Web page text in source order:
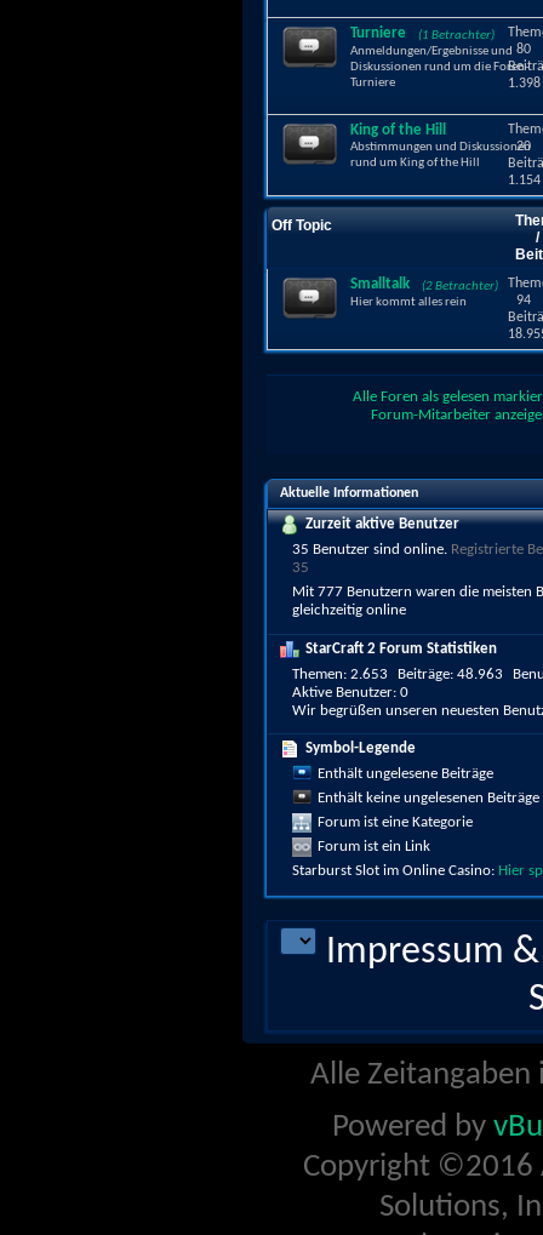
Turniere
(1 Betrachter)
Anmeldungen/Ergebnisse und
Diskussionen rund um die Foren-
Turniere
80
1.398
King of the Hill
Abstimmungen und Diskussionen
rund um King of the Hill
20
1.154
Off Topic
/
Smalltalk
(2 Betrachter)
Hier kommt alles rein
94
Alle Foren als gelesen
Forum-Mitarbeiter
Aktuelle Informationen
Zurzeit aktive Benutzer
35 Benutzer sind online. Registrierte
35
Mit 777 Benutzern waren die meisten
gleichzeitig online
StarCraft 2 Forum Statistiken
Themen 2.653 Beiträge 48.963
Aktive Benutzer 0
Wir begrüßen unseren neuesten
Symbol-Legende
Enthält ungelesene Beiträge
Enthält keine ungelesenen Beiträge
Forum ist eine Kategorie
Forum ist ein Link
Starburst Slot im Online Casino: Hier
Impressum
Alle Zeitangaben
Powered by
Copyright ©2016
Solutions,